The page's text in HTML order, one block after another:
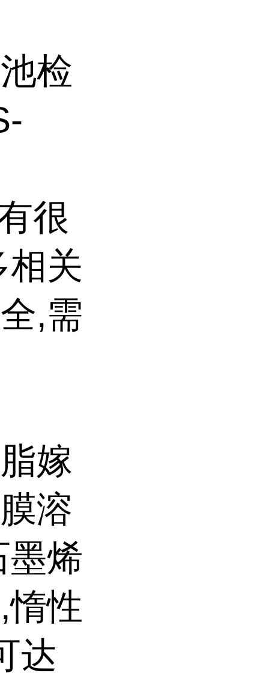
检
很
相关
,需
嫁
溶
墨烯
性
达